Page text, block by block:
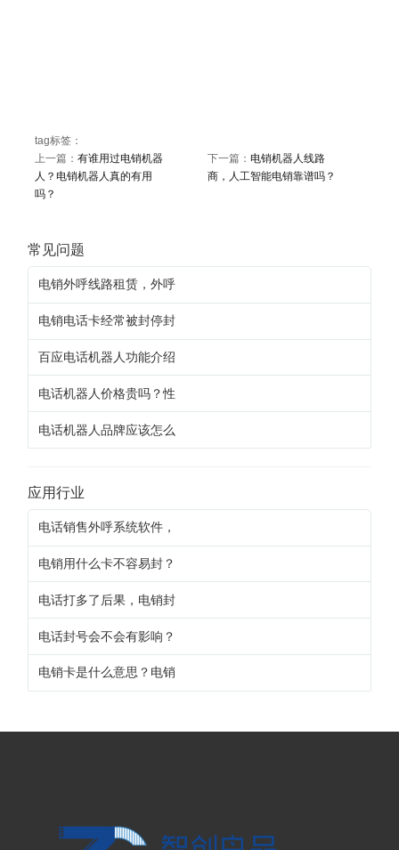
tag标签：
上一篇： 有谁用过电销机器
人？电销机器人真的有用
吗？
下一篇： 电销机器人线路
商，人工智能电销靠谱吗？
常见问题
电销外呼线路租赁，外呼
电销电话卡经常被封停封
百应电话机器人功能介绍
电话机器人价格贵吗？性
电话机器人品牌应该怎么
应用行业
电话销售外呼系统软件，
电销用什么卡不容易封？
电话打多了后果，电销封
电话封号会不会有影响？
电销卡是什么意思？电销